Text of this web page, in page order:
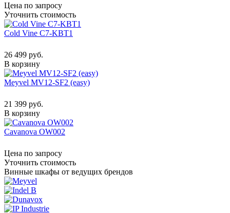
Цена по запросу
Уточнить стоимость
Cold Vine C7-KBT1
26 499 руб.
В корзину
Meyvel MV12-SF2 (easy)
21 399 руб.
В корзину
Cavanova OW002
Цена по запросу
Уточнить стоимость
Винные шкафы от ведущих брендов